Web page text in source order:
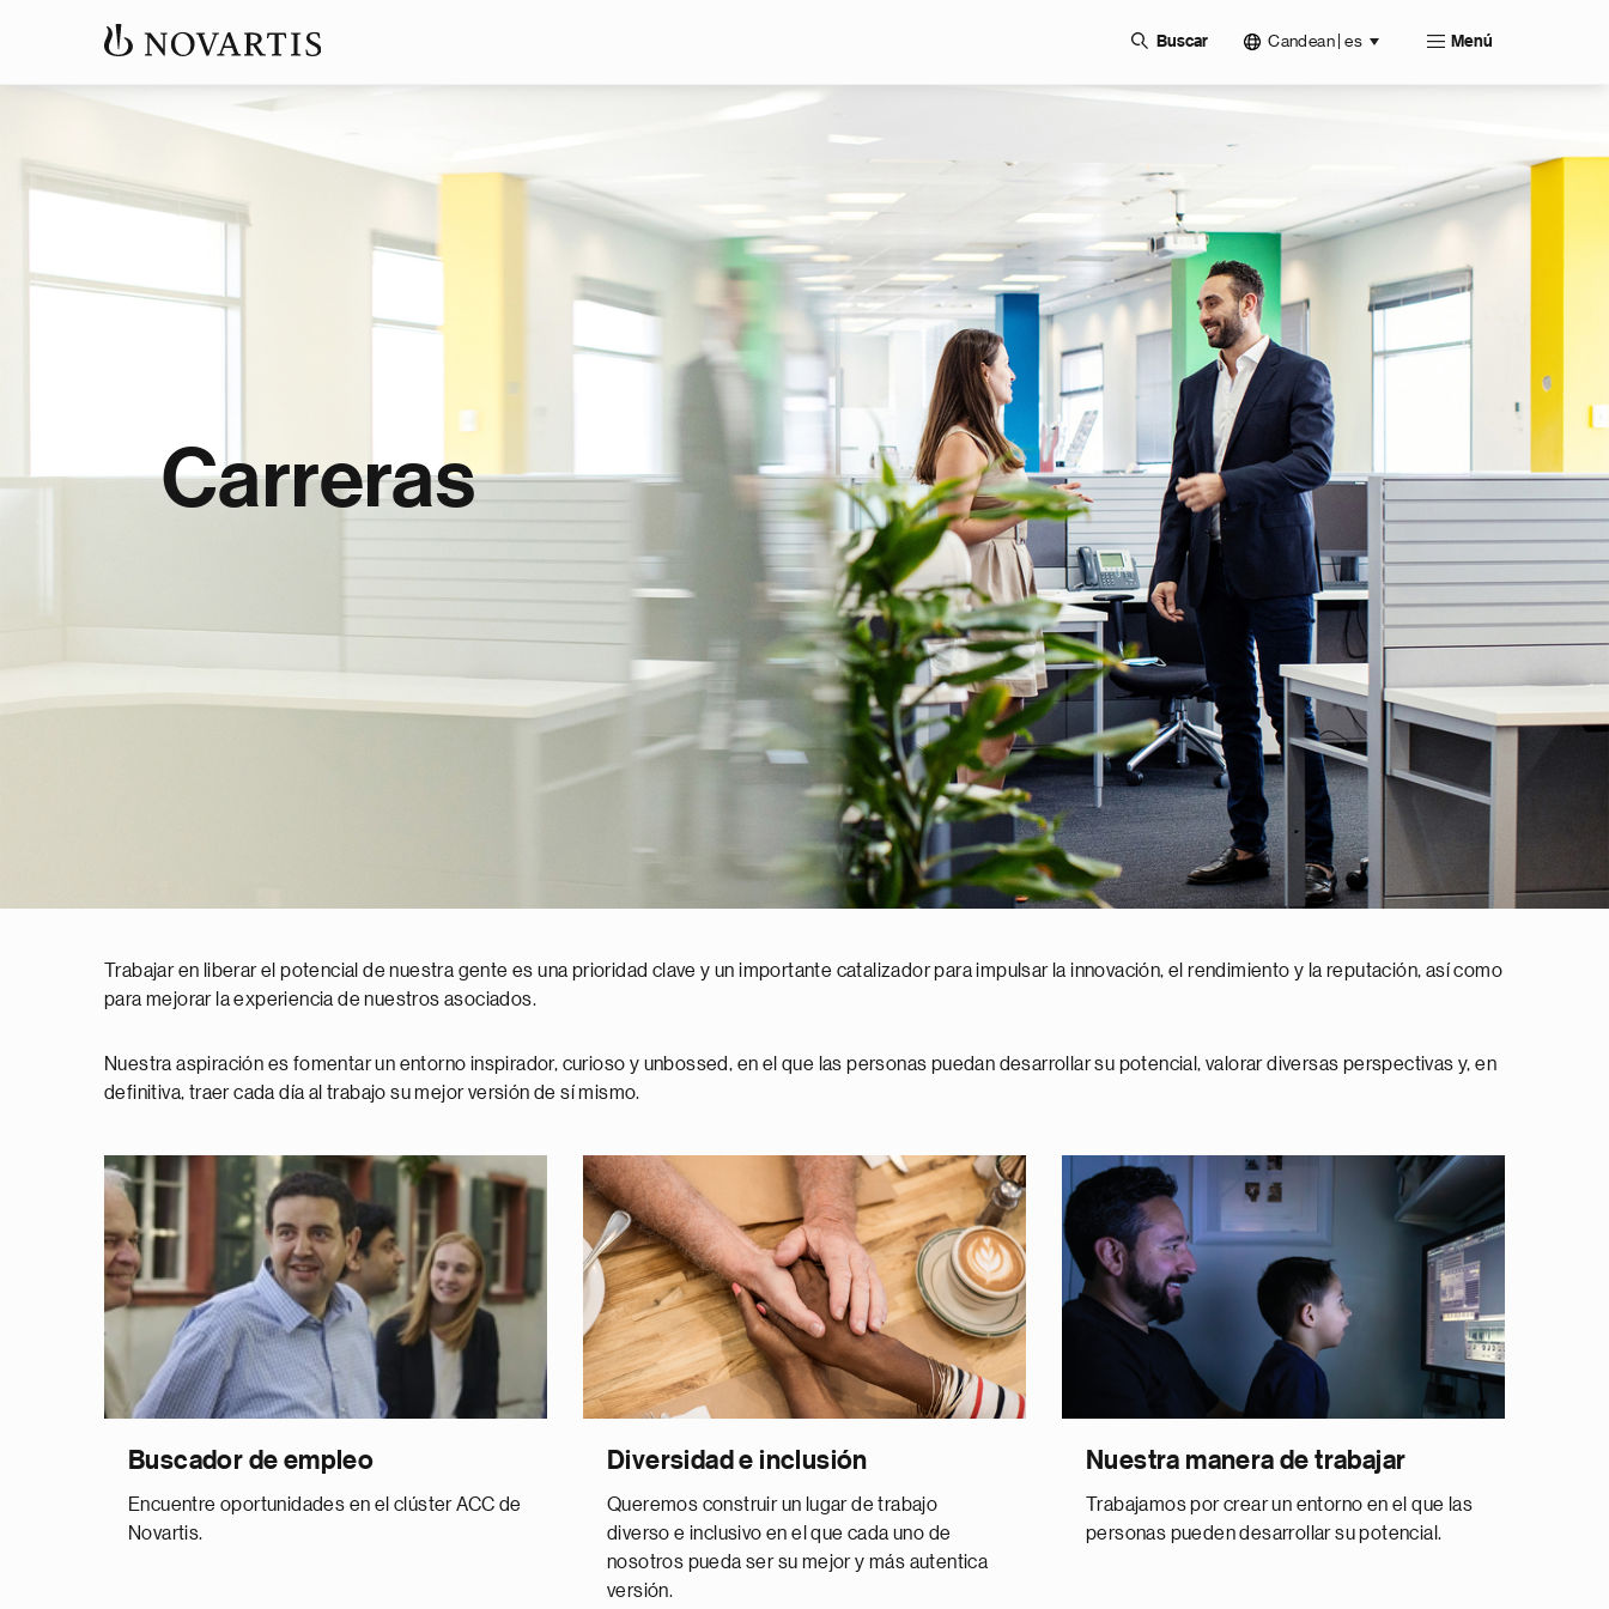
Buscar Candean | es Menú
Carreras
Trabajar en liberar el potencial de nuestra gente es una prioridad clave y un importante catalizador para impulsar la innovación, el rendimiento y la reputación, así como
para mejorar la experiencia de nuestros asociados.
Nuestra aspiración es fomentar un entorno inspirador, curioso y unbossed, en el que las personas puedan desarrollar su potencial, valorar diversas perspectivas y, en
definitiva, traer cada día al trabajo su mejor versión de sí mismo.
Buscador de empleo
Encuentre oportunidades en el clúster ACC de
Novartis.
Diversidad e inclusión
Queremos construir un lugar de trabajo
diverso e inclusivo en el que cada uno de
nosotros pueda ser su mejor y más autentica
versión.
Nuestra manera de trabajar
Trabajamos por crear un entorno en el que las
personas pueden desarrollar su potencial.